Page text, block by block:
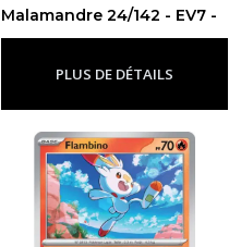
Malamandre 24/142 - EV7 -
Couronne Stellaire-Ev7 -
PLUS DE DÉTAILS